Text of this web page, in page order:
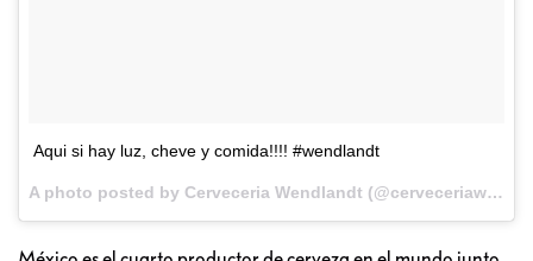
Aqui si hay luz, cheve y comida!!!! #wendlandt
A photo posted by Cerveceria Wendlandt (@cerveceriaw) on